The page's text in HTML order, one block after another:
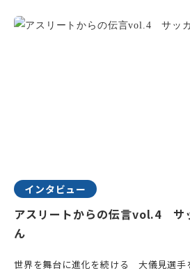
インタビュー
アスリートからの伝言vol.4 サ
ん
世界を舞台に進化を続ける 大儀見選手